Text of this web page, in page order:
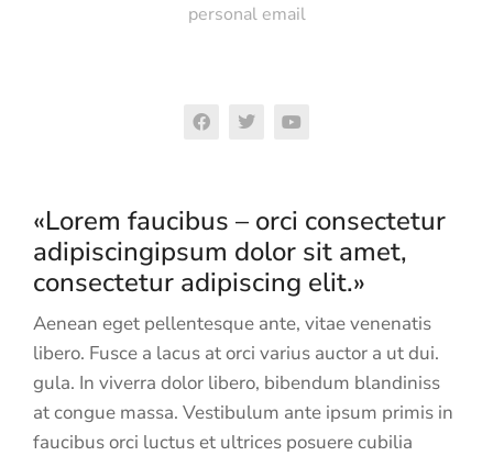
«Lorem faucibus – orci consectetur
adipiscingipsum dolor sit amet,
consectetur adipiscing elit.»
Aenean eget pellentesque ante, vitae venenatis
libero. Fusce a lacus at orci varius auctor a ut dui.
gula. In viverra dolor libero, bibendum blandiniss
at congue massa. Vestibulum ante ipsum primis in
faucibus orci luctus et ultrices posuere cubilia
personal email